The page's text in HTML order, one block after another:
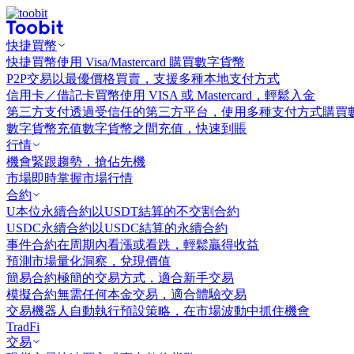
快捷買幣
快捷買幣使用 Visa/Mastercard 購買數字貨幣
P2P交易 以最優價格買賣，支援多種本地支付方式
信用卡／借記卡買幣使用 VISA 或 Mastercard，輕鬆入金
第三方支付透過受信任的第三方平台，使用多種支付方式購買
數字貨幣充值數字貨幣之間充值，快速到賬
行情
機會緊跟趨勢，搶佔先機
市場即時掌握市場行情
合約
U本位永續合約 以USDT結算的不交割合約
USDC永續合約 以USDC結算的永續合約
事件合約在周期內看漲或看跌，輕鬆贏得收益
預測市場量化洞察，兌現價值
簡易合約極簡的交易方式，適合新手交易
模擬合約無需任何本金交易，適合體驗交易
交易機器人 自動執行預設策略，在市場波動中抓住機會
TradFi
交易